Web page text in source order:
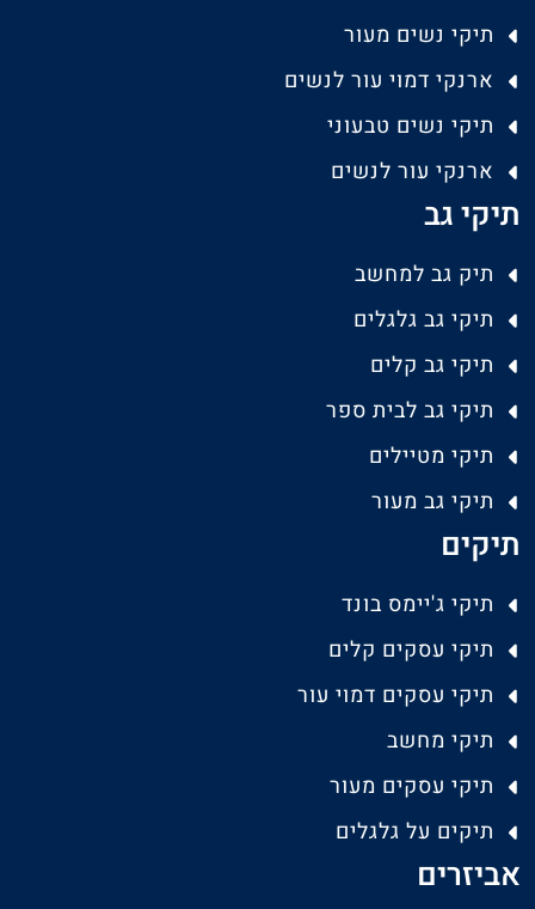
תיקי נשים מעור
ארנקי דמוי עור לנשים
תיקי נשים טבעוני
ארנקי עור לנשים
תיקי גב
תיק גב למחשב
תיקי גב גלגלים
תיקי גב קלים
תיקי גב לבית ספר
תיקי מטיילים
תיקי גב מעור
תיקים
תיקי ג'יימס בונד
תיקי עסקים קלים
תיקי עסקים דמוי עור
תיקי מחשב
תיקי עסקים מעור
תיקים על גלגלים
אביזרים